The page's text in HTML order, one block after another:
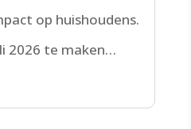
op huishoudens.
2026 te maken